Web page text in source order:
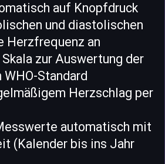
auf Knopfdruck
und diastolischen
Herzfrequenz an
Skala zur Auswertung der
WHO-Standard
Herzschlag per
automatisch mit
(Kalender bis ins Jahr